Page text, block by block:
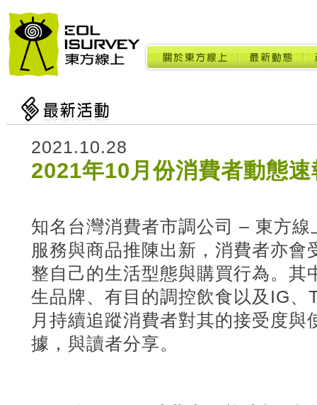
2021.10.28
2021年10月份消費者動態速
知名台灣消費者市調公司 – 東方
服務與商品推陳出新，消費者亦會
整自己的生活型態與購買行為。其
生品牌、有目的調控飲食以及IG、
月持續追蹤消費者對其的接受度與
據，與讀者分享。